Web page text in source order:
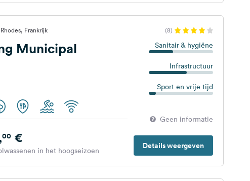
Frankrijk (8)
Municipal Sanitair & hygiëne
Infrastructuur
Sport en vrije tijd
Geen informatie
Details weergeven
00€
in het hoogseizoen